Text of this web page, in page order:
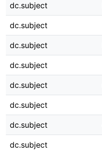
dc.subject
dc.subject
dc.subject
dc.subject
dc.subject
dc.subject
dc.subject
dc.subject